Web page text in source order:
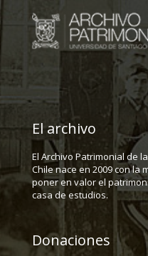
El archivo
El Archivo Patrimonial de
Chile nace en 2009 con la
poner en valor el
casa de estudios.
Donaciones